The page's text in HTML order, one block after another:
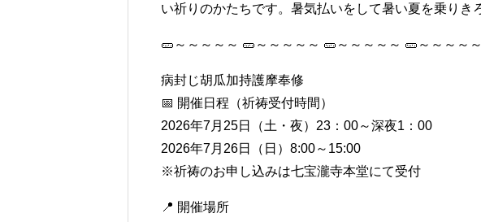
い祈りのかたちです。暑気払いをして暑い夏を乗りき
🥒～～～～～ 🥒～～～～～ 🥒～～～～～ 🥒～～～～
病封じ胡瓜加持護摩奉修
📅 開催日程（祈祷受付時間）
2026年7月25日（土・夜）23：00～深夜1：00
2026年7月26日（日）8:00～15:00
※祈祷のお申し込みは七宝瀧寺本堂にて受付
📍 開催場所